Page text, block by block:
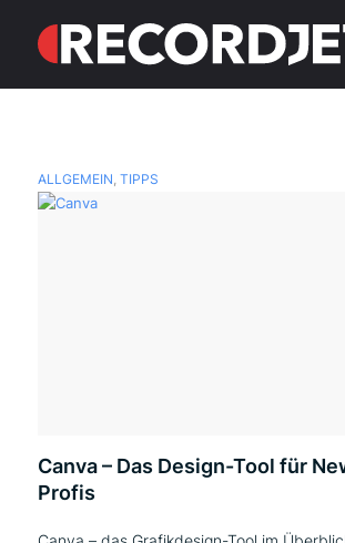
ALLGEMEIN, TIPPS
Canva – Das Design-Tool für
Profis